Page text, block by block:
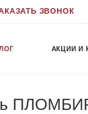
ЗВОНОК
АКЦИИ И